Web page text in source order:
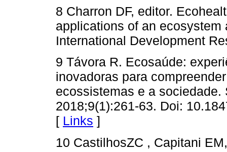
8 Charron DF, editor.
applications of an
International Development
9 Távora R. Ecosaúde:
inovadoras para
ecossistemas e a
2018;9(1):261-63. Doi:
[ Links ]
10 CastilhosZC , Capitani